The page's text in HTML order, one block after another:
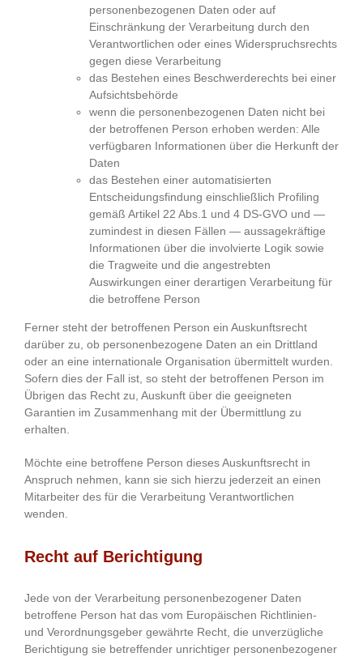
personenbezogenen Daten oder auf
Einschränkung der Verarbeitung durch den
Verantwortlichen oder eines Widerspruchsrechts
gegen diese Verarbeitung
das Bestehen eines Beschwerderechts bei einer
Aufsichtsbehörde
wenn die personenbezogenen Daten nicht bei
der betroffenen Person erhoben werden: Alle
verfügbaren Informationen über die Herkunft der
Daten
das Bestehen einer automatisierten
Entscheidungsfindung einschließlich Profiling
gemäß Artikel 22 Abs.1 und 4 DS-GVO und —
zumindest in diesen Fällen — aussagekräftige
Informationen über die involvierte Logik sowie
die Tragweite und die angestrebten
Auswirkungen einer derartigen Verarbeitung für
die betroffene Person
Ferner steht der betroffenen Person ein Auskunftsrecht
darüber zu, ob personenbezogene Daten an ein Drittland
oder an eine internationale Organisation übermittelt wurden.
Sofern dies der Fall ist, so steht der betroffenen Person im
Übrigen das Recht zu, Auskunft über die geeigneten
Garantien im Zusammenhang mit der Übermittlung zu
erhalten.
Möchte eine betroffene Person dieses Auskunftsrecht in
Anspruch nehmen, kann sie sich hierzu jederzeit an einen
Mitarbeiter des für die Verarbeitung Verantwortlichen
wenden.
Recht auf Berichtigung
Jede von der Verarbeitung personenbezogener Daten
betroffene Person hat das vom Europäischen Richtlinien-
und Verordnungsgeber gewährte Recht, die unverzügliche
Berichtigung sie betreffender unrichtiger personenbezogener